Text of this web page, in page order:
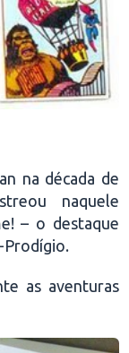
na década de
naquele
– o destaque
Prodígio.
as aventuras